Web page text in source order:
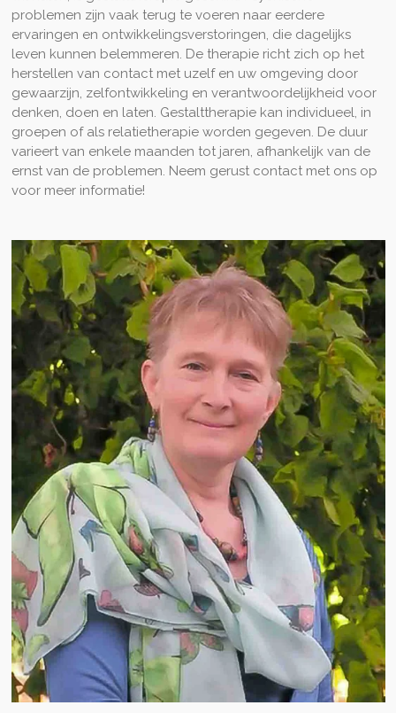
problemen zijn vaak terug te voeren naar eerdere
ervaringen en ontwikkelingsverstoringen, die dagelijks
leven kunnen belemmeren. De therapie richt zich op het
herstellen van contact met uzelf en uw omgeving door
gewaarzijn, zelfontwikkeling en verantwoordelijkheid voor
denken, doen en laten. Gestalttherapie kan individueel, in
groepen of als relatietherapie worden gegeven. De duur
varieert van enkele maanden tot jaren, afhankelijk van de
ernst van de problemen. Neem gerust contact met ons op
voor meer informatie!